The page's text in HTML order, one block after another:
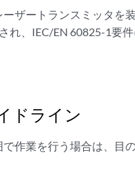
ザートランスミッタを
れ、IEC/EN 60825-1要
ドライン
作業を行う場合は、目